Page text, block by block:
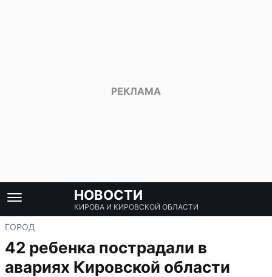
НОВОСТИ
КИРОВА И КИРОВСКОЙ ОБЛАСТИ
ГОРОД
42 ребенка пострадали в
авариях Кировской области